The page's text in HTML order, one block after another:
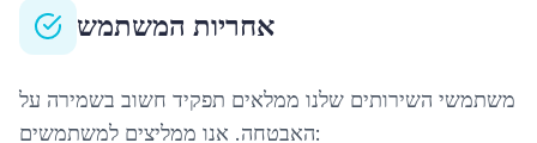
אחריות המשתמש
משתמשי השירותים שלנו ממלאים תפקיד חשוב בשמירה על
האבטחה. אנו ממליצים למשתמשים: